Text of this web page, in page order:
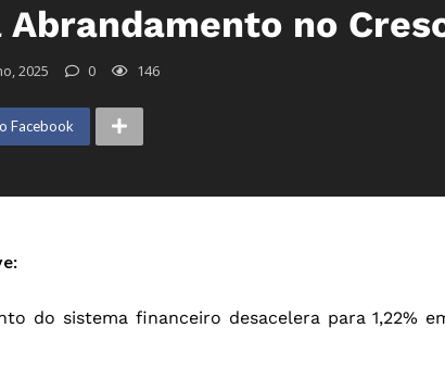
no
2025 0 146
Facebook
do sistema financeiro desacelera para 1,22%